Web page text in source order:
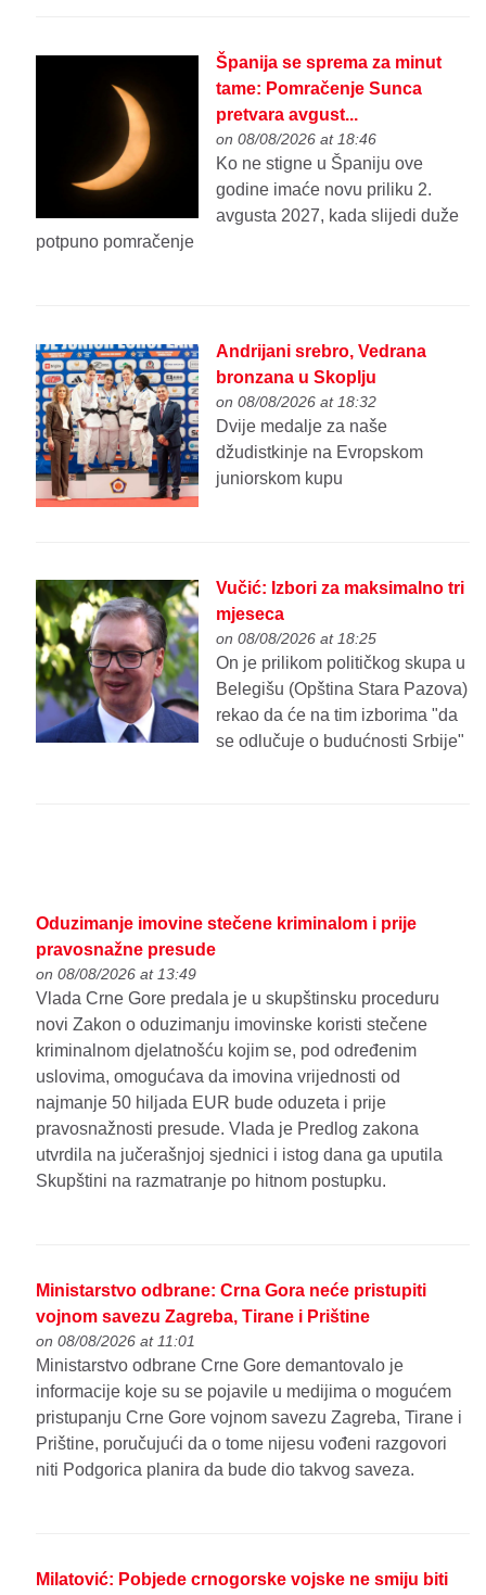
Španija se sprema za minut
tame: Pomračenje Sunca
pretvara avgust...
on 08/08/2026 at 18:46
Ko ne stigne u Španiju ove
godine imaće novu priliku 2.
avgusta 2027, kada slijedi duže
potpuno pomračenje
Andrijani srebro, Vedrana
bronzana u Skoplju
on 08/08/2026 at 18:32
Dvije medalje za naše
džudistkinje na Evropskom
juniorskom kupu
Vučić: Izbori za maksimalno tri
mjeseca
on 08/08/2026 at 18:25
On je prilikom političkog skupa u
Belegišu (Opština Stara Pazova)
rekao da će na tim izborima "da
se odlučuje o budućnosti Srbije"
Oduzimanje imovine stečene kriminalom i prije
pravosnažne presude
on 08/08/2026 at 13:49
Vlada Crne Gore predala je u skupštinsku proceduru
novi Zakon o oduzimanju imovinske koristi stečene
kriminalnom djelatnošću kojim se, pod određenim
uslovima, omogućava da imovina vrijednosti od
najmanje 50 hiljada EUR bude oduzeta i prije
pravosnažnosti presude. Vlada je Predlog zakona
utvrdila na jučerašnjoj sjednici i istog dana ga uputila
Skupštini na razmatranje po hitnom postupku.
Ministarstvo odbrane: Crna Gora neće pristupiti
vojnom savezu Zagreba, Tirane i Prištine
on 08/08/2026 at 11:01
Ministarstvo odbrane Crne Gore demantovalo je
informacije koje su se pojavile u medijima o mogućem
pristupanju Crne Gore vojnom savezu Zagreba, Tirane i
Prištine, poručujući da o tome nijesu vođeni razgovori
niti Podgorica planira da bude dio takvog saveza.
Milatović: Pobjede crnogorske vojske ne smiju biti